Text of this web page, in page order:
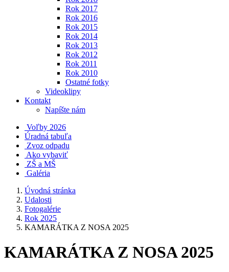
Rok 2017
Rok 2016
Rok 2015
Rok 2014
Rok 2013
Rok 2012
Rok 2011
Rok 2010
Ostatné fotky
Videoklipy
Kontakt
Napíšte nám
Voľby 2026
Úradná tabuľa
Zvoz odpadu
Ako vybaviť
ZŠ a MŠ
Galéria
Úvodná stránka
Udalosti
Fotogalérie
Rok 2025
KAMARÁTKA Z NOSA 2025
KAMARÁTKA Z NOSA 2025